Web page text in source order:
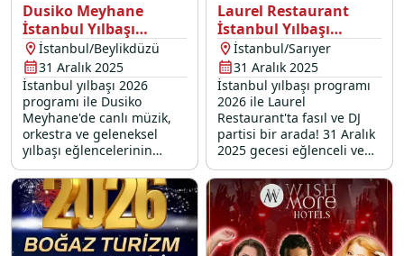
Dusiko Meyhane
İstanbul Yılbaşı
Programı 2026
İstanbul/Beylikdüzü
31 Aralık 2025
İstanbul yılbaşı 2026
programı ile Dusiko
Meyhane'de canlı müzik,
orkestra ve geleneksel
yılbaşı eğlencelerinin
vazgeçilmezi dansöz
performansıyla, sabahın
ilk ışıklarına kadar sürecek
bir eğlenceye davetlisiniz.
Laurel Restaurant
İstanbul Yılbaşı
Programı 2026
İstanbul/Sarıyer
31 Aralık 2025
İstanbul yılbaşı programı
2026 ile Laurel
Restaurant'ta fasıl ve DJ
partisi bir arada! 31 Aralık
2025 gecesi eğlenceli ve
lezzet şöleni ile dolu bir
programda yeriniz almak
için hemen rezervasyon
yapın.